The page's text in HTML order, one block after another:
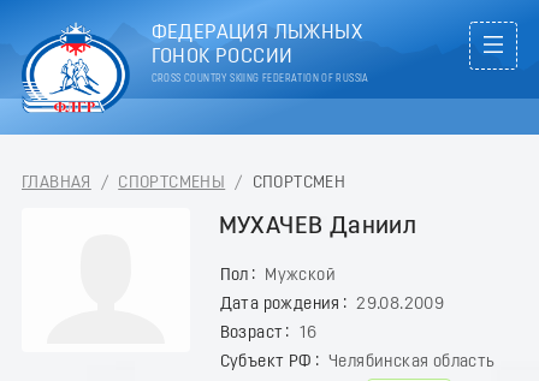
ФЕДЕРАЦИЯ ЛЫЖНЫХ
ГОНОК РОССИИ
CROSS COUNTRY SKIING FEDERATION OF RUSSIA
ГЛАВНАЯ / СПОРТСМЕНЫ / СПОРТСМЕН
МУХАЧЕВ Даниил
Пол
Мужской
Дата рождения
29.08.2009
Возраст
16
Субъект РФ
Челябинская область